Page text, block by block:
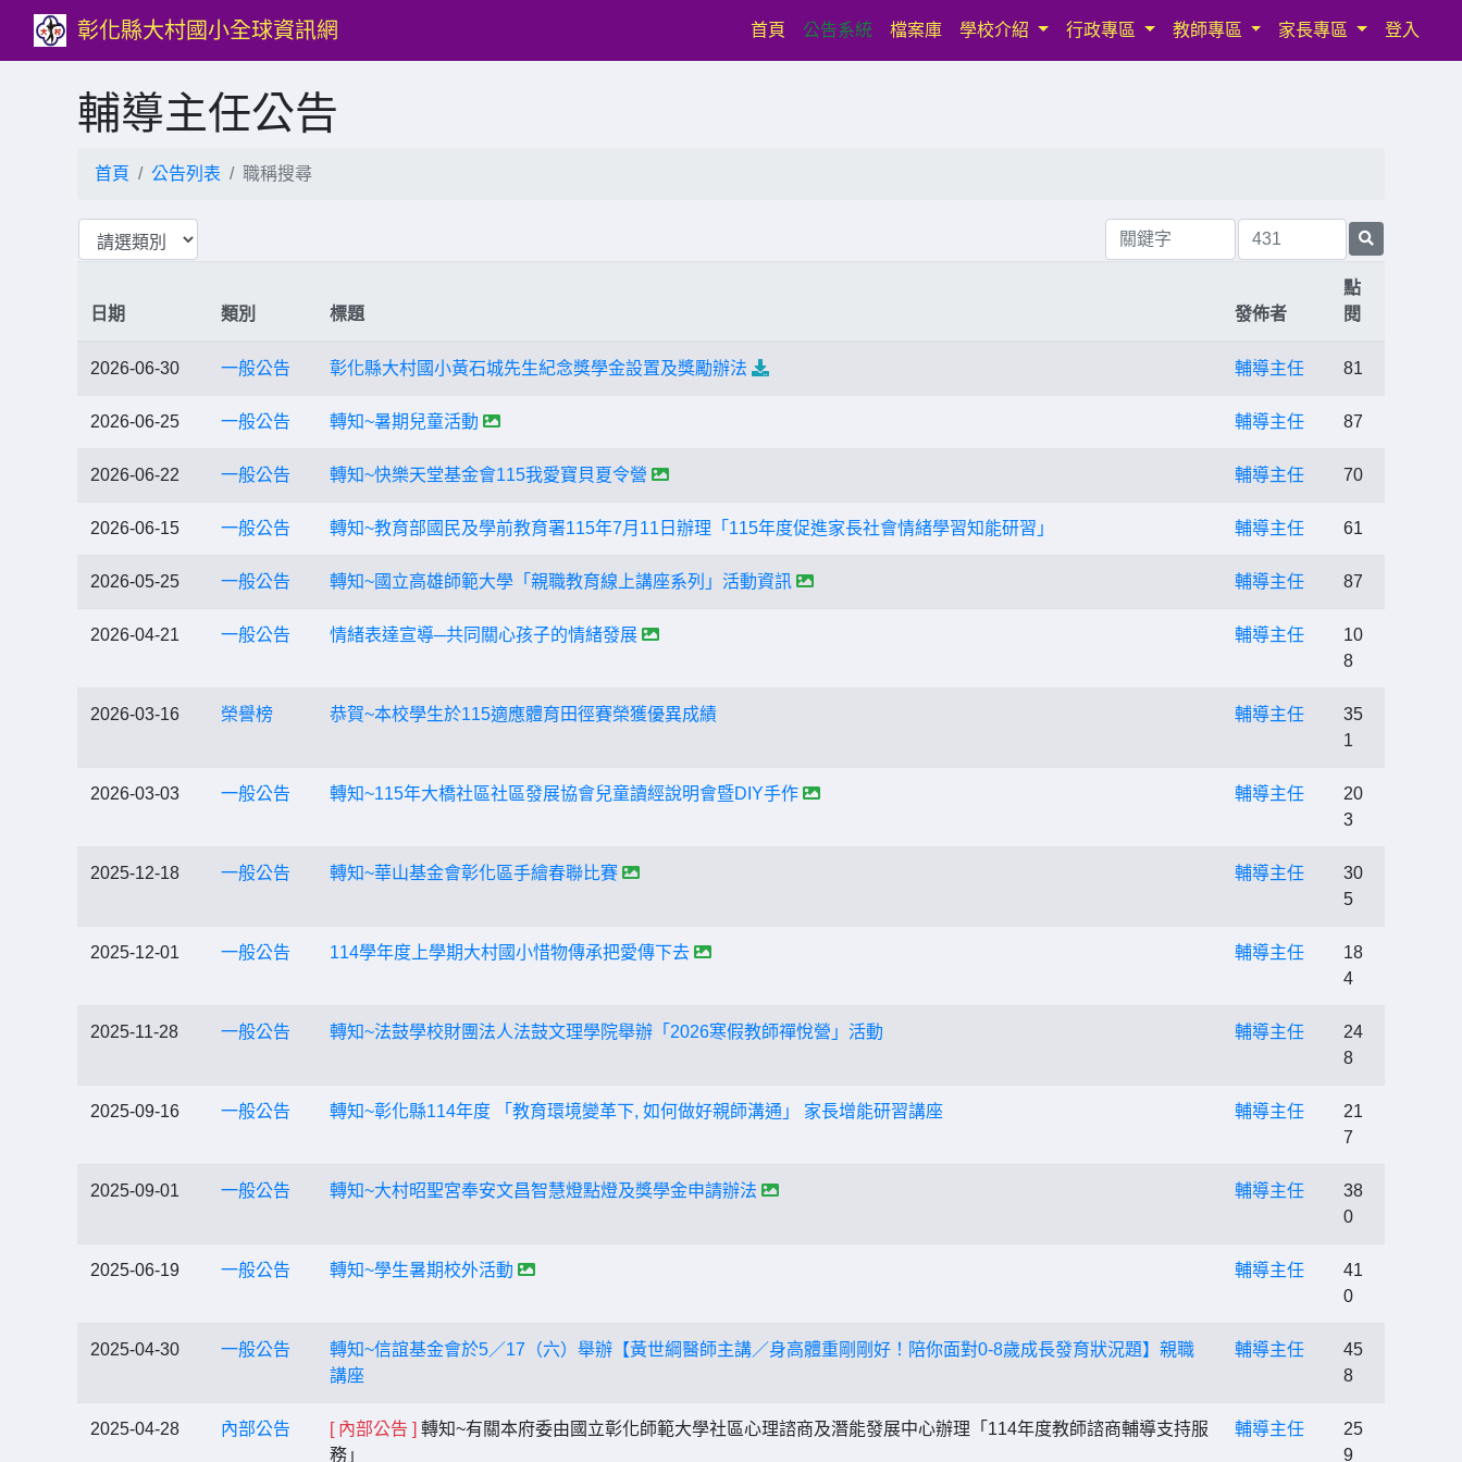
彰化縣大村國小全球資訊網 首頁 (current)
公告系統 檔案庫 學校介紹 行政專區 教師專區 家長專區 登入
輔導主任公告
首頁 公告列表 職稱搜尋
日期 類別 標題 發佈者
點
閱
2026-06-30 一般公告 彰化縣大村國小黃石城先生紀念獎學金設置及獎勵辦法 輔導主任 81
2026-06-25 一般公告 轉知~暑期兒童活動 輔導主任 87
2026-06-22 一般公告 轉知~快樂天堂基金會115我愛寶貝夏令營 輔導主任 70
2026-06-15 一般公告 轉知~教育部國民及學前教育署115年7月11日辦理「115年度促進家長社會情緒學習知能研習」 輔導主任 61
2026-05-25 一般公告 轉知~國立高雄師範大學「親職教育線上講座系列」活動資訊 輔導主任 87
2026-04-21 一般公告 情緒表達宣導─共同關心孩子的情緒發展 輔導主任
10
8
2026-03-16 榮譽榜 恭賀~本校學生於115適應體育田徑賽榮獲優異成績 輔導主任
35
1
2026-03-03 一般公告 轉知~115年大橋社區社區發展協會兒童讀經說明會暨DIY手作 輔導主任
20
3
2025-12-18 一般公告 轉知~華山基金會彰化區手繪春聯比賽 輔導主任
30
5
2025-12-01 一般公告 114學年度上學期大村國小惜物傳承把愛傳下去 輔導主任
18
4
2025-11-28 一般公告 轉知~法鼓學校財團法人法鼓文理學院舉辦「2026寒假教師禪悅營」活動 輔導主任
24
8
2025-09-16 一般公告 轉知~彰化縣114年度 「教育環境變革下, 如何做好親師溝通」 家長增能研習講座 輔導主任
21
7
2025-09-01 一般公告 轉知~大村昭聖宮奉安文昌智慧燈點燈及獎學金申請辦法 輔導主任
38
0
2025-06-19 一般公告 轉知~學生暑期校外活動 輔導主任
41
0
2025-04-30 一般公告
轉知~信誼基金會於5／17（六）舉辦【黃世綱醫師主講／身高體重剛剛好！陪你面對0-8歲成長發育狀況題】親職
講座
輔導主任
45
8
2025-04-28 內部公告 [ 內部公告 ] 轉知~有關本府委由國立彰化師範大學社區心理諮商及潛能發展中心辦理「114年度教師諮商輔導支持服
務」
輔導主任
25
9